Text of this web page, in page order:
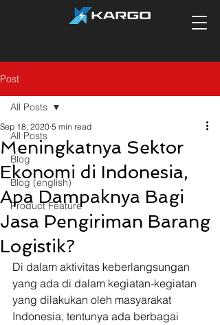
Post
All Posts
Blog
Blog (english)
Product Feature
All Posts
Meningkatnya Sektor
Ekonomi di Indonesia,
Apa Dampaknya Bagi
Jasa Pengiriman Barang
Logistik?
Sep 18, 2020 5 min read
Di dalam aktivitas keberlangsungan
yang ada di dalam kegiatan-kegiatan
yang dilakukan oleh masyarakat
Indonesia, tentunya ada berbagai